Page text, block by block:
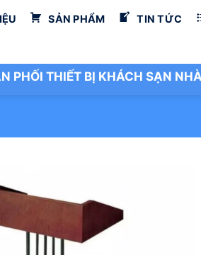
SẢN PHẨM TIN TỨC
PHỐI THIẾT BỊ KHÁCH SẠN